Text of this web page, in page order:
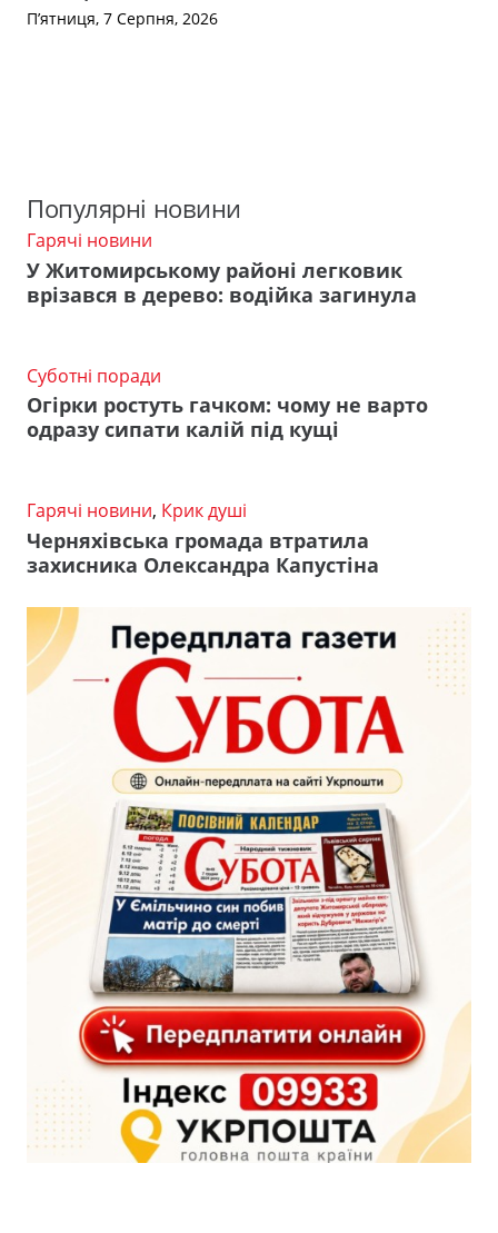
П’ятниця, 7 Серпня, 2026
Популярні новини
Гарячі новини
У Житомирському районі легковик
врізався в дерево: водійка загинула
Суботні поради
Огірки ростуть гачком: чому не варто
одразу сипати калій під кущі
Гарячі новини, Крик душі
Черняхівська громада втратила
захисника Олександра Капустіна